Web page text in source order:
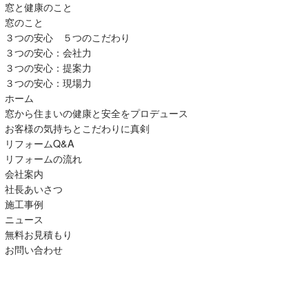
窓と健康のこと
窓のこと
３つの安心 ５つのこだわり
３つの安心：会社力
３つの安心：提案力
３つの安心：現場力
ホーム
窓から住まいの健康と安全をプロデュース
お客様の気持ちとこだわりに真剣
リフォームQ&A
リフォームの流れ
会社案内
社長あいさつ
施工事例
ニュース
無料お見積もり
お問い合わせ